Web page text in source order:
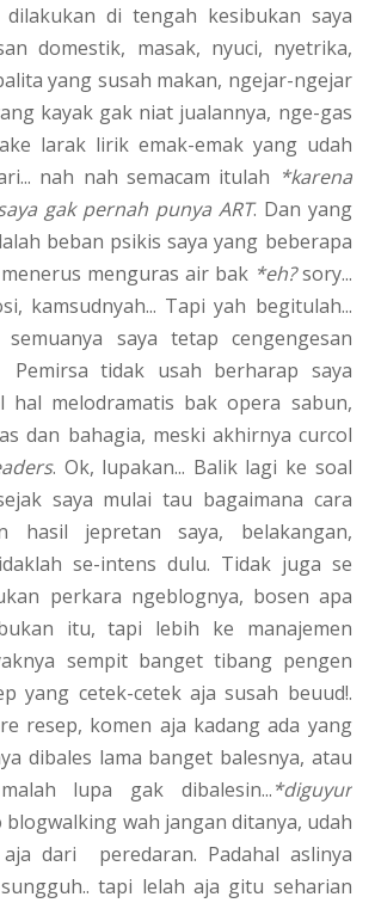
dilakukan di tengah kesibukan saya
domestik, masak, nyuci, nyetrika,
yang susah makan, ngejar-ngejar
kayak gak niat jualannya, nge-gas
larak lirik emak-emak yang udah
nah nah semacam itulah *karena
gak pernah punya ART. Dan yang
beban psikis saya yang beberapa
menguras air bak *eh?sory...
kamsudnyah... Tapi yah begitulah...
saya tetap cengengesan
tidak usah berharap saya
hal melodramatis bak opera sabun,
dan bahagia, meski akhirnya curcol
. Ok, lupakan... Balik lagi ke soal
saya mulai tau bagaimana cara
hasil jepretan saya, belakangan,
se-intens dulu. Tidak juga se
perkara ngeblognya, bosen apa
itu, tapi lebih ke manajemen
sempit banget tibang pengen
yang cetek-cetek aja susah beuud!.
resep, komen aja kadang ada yang
dibales lama banget balesnya, atau
lupa gak dibalesin...*diguyur
blogwalking wah jangan ditanya, udah
dari peredaran. Padahal aslinya
tapi lelah aja gitu seharian